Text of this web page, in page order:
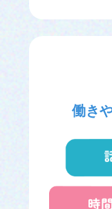
働き